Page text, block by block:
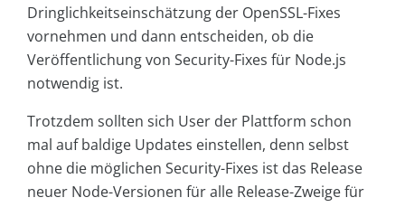
Dringlichkeitseinschätzung der OpenSSL-Fixes
vornehmen und dann entscheiden, ob die
Veröffentlichung von Security-Fixes für Node.js
notwendig ist.
Trotzdem sollten sich User der Plattform schon
mal auf baldige Updates einstellen, denn selbst
ohne die möglichen Security-Fixes ist das Release
neuer Node-Versionen für alle Release-Zweige für